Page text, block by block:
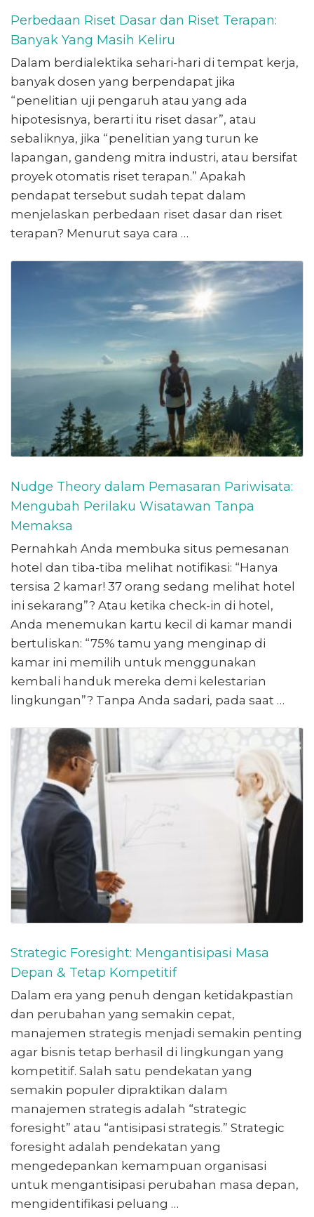
Perbedaan Riset Dasar dan Riset Terapan:
Banyak Yang Masih Keliru
Dalam berdialektika sehari-hari di tempat kerja,
banyak dosen yang berpendapat jika
“penelitian uji pengaruh atau yang ada
hipotesisnya, berarti itu riset dasar”, atau
sebaliknya, jika “penelitian yang turun ke
lapangan, gandeng mitra industri, atau bersifat
proyek otomatis riset terapan.” Apakah
pendapat tersebut sudah tepat dalam
menjelaskan perbedaan riset dasar dan riset
terapan? Menurut saya cara …
Nudge Theory dalam Pemasaran Pariwisata:
Mengubah Perilaku Wisatawan Tanpa
Memaksa
Pernahkah Anda membuka situs pemesanan
hotel dan tiba-tiba melihat notifikasi: “Hanya
tersisa 2 kamar! 37 orang sedang melihat hotel
ini sekarang”? Atau ketika check-in di hotel,
Anda menemukan kartu kecil di kamar mandi
bertuliskan: “75% tamu yang menginap di
kamar ini memilih untuk menggunakan
kembali handuk mereka demi kelestarian
lingkungan”? Tanpa Anda sadari, pada saat …
Strategic Foresight: Mengantisipasi Masa
Depan & Tetap Kompetitif
Dalam era yang penuh dengan ketidakpastian
dan perubahan yang semakin cepat,
manajemen strategis menjadi semakin penting
agar bisnis tetap berhasil di lingkungan yang
kompetitif. Salah satu pendekatan yang
semakin populer dipraktikan dalam
manajemen strategis adalah “strategic
foresight” atau “antisipasi strategis.” Strategic
foresight adalah pendekatan yang
mengedepankan kemampuan organisasi
untuk mengantisipasi perubahan masa depan,
mengidentifikasi peluang …